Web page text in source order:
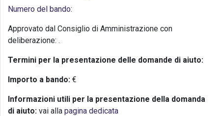
Numero del bando:
Approvato dal Consiglio di Amministrazione con
deliberazione: .
Termini per la presentazione delle domande di aiuto:
Importo a bando: €
Informazioni utili per la presentazione della domanda
di aiuto: vai alla pagina dedicata